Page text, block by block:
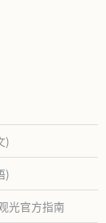
)
)
光官方指南